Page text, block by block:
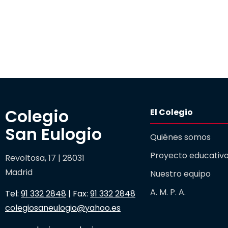
Colegio
San Eulogio
Revoltosa, 17 | 28031
Madrid
Tel: 91 332 2848 | Fax: 91 332 2848
colegiosaneulogio@yahoo.es
El Colegio
Quiénes somos
Proyecto
Nuestro equipo
A. M. P. A.